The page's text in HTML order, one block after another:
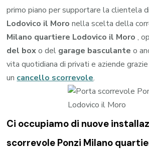
primo piano per supportare la clientela di
Lodovico il Moro nella scelta della
Milano quartiere Lodovico il Moro ,
del boxo del garage basculante o
vita quotidiana di privati e aziende
un cancello scorrevole.
Ci occupiamo di nuove
scorrevole Ponzi Milano